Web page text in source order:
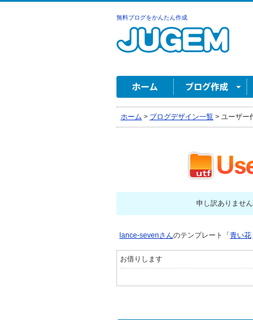
無料ブログをかんたん作成
ホーム > ブログデザイン一覧 > ユーザー
申し訳ありませ
lance-sevenさんのテンプレート「 青い花
お借りします